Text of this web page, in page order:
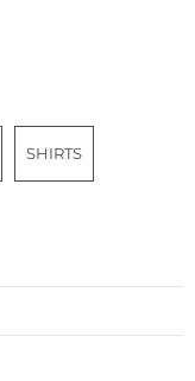
SHIRTS